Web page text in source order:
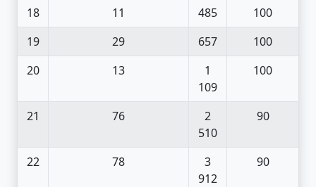
18 11 485
100
19
29 657
100
20
13
1
109
100
21 76
2
510
90
22 78
3
912
90